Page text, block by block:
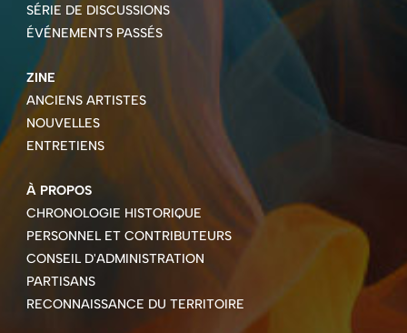
SÉRIE DE DISCUSSIONS
ÉVÉNEMENTS PASSÉS
ZINE
ANCIENS ARTISTES
NOUVELLES
ENTRETIENS
À PROPOS
CHRONOLOGIE HISTORIQUE
PERSONNEL ET CONTRIBUTEURS
CONSEIL D'ADMINISTRATION
PARTISANS
RECONNAISSANCE DU TERRITOIRE